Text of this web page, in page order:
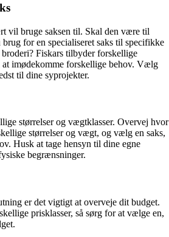
vil bruge saksen til. Skal den være til
for en specialiseret saks til specifikke
Fiskars tilbyder forskellige
at imødekomme forskellige behov. Vælg
til dine syprojekter.
størrelser og vægtklasser. Overvej hvor
størrelser og vægt, og vælg en saks,
Husk at tage hensyn til dine egne
begrænsninger.
er det vigtigt at overveje dit budget.
prisklasser, så sørg for at vælge en,